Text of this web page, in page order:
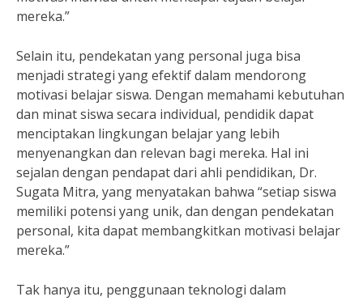
mereka.”
Selain itu, pendekatan yang personal juga bisa
menjadi strategi yang efektif dalam mendorong
motivasi belajar siswa. Dengan memahami kebutuhan
dan minat siswa secara individual, pendidik dapat
menciptakan lingkungan belajar yang lebih
menyenangkan dan relevan bagi mereka. Hal ini
sejalan dengan pendapat dari ahli pendidikan, Dr.
Sugata Mitra, yang menyatakan bahwa “setiap siswa
memiliki potensi yang unik, dan dengan pendekatan
personal, kita dapat membangkitkan motivasi belajar
mereka.”
Tak hanya itu, penggunaan teknologi dalam